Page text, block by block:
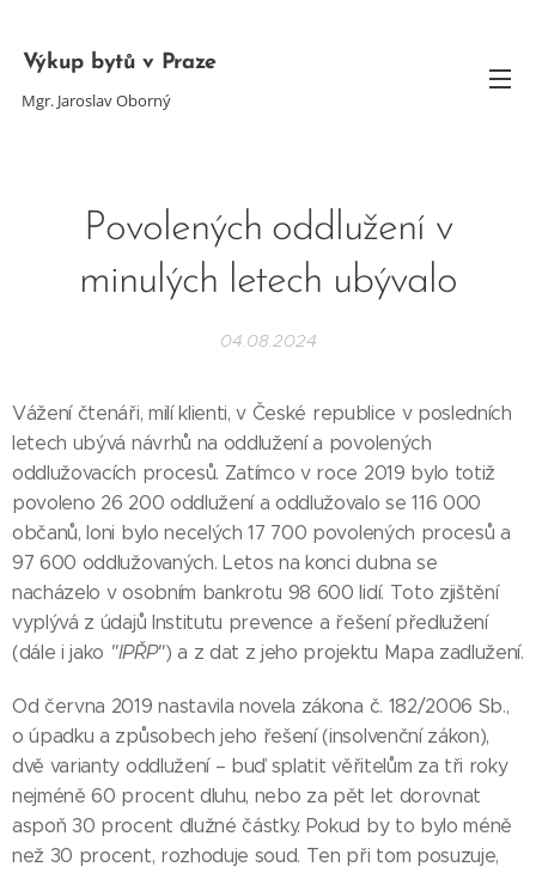
Výkup bytů v Praze
Mgr. Jaroslav Oborný
Povolených oddlužení v
minulých letech ubývalo
04.08.2024
Vážení čtenáři, milí klienti, v České republice v posledních
letech ubývá návrhů na oddlužení a povolených
oddlužovacích procesů. Zatímco v roce 2019 bylo totiž
povoleno 26 200 oddlužení a oddlužovalo se 116 000
občanů, loni bylo necelých 17 700 povolených procesů a
97 600 oddlužovaných. Letos na konci dubna se
nacházelo v osobním bankrotu 98 600 lidí. Toto zjištění
vyplývá z údajů Institutu prevence a řešení předlužení
(dále i jako "IPŘP") a z dat z jeho projektu Mapa zadlužení.
Od června 2019 nastavila novela zákona č. 182/2006 Sb.,
o úpadku a způsobech jeho řešení (insolvenční zákon),
dvě varianty oddlužení – buď splatit věřitelům za tři roky
nejméně 60 procent dluhu, nebo za pět let dorovnat
aspoň 30 procent dlužné částky. Pokud by to bylo méně
než 30 procent, rozhoduje soud. Ten při tom posuzuje,